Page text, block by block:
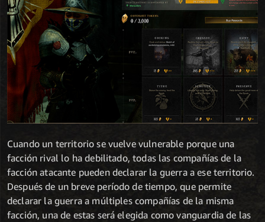
Cuando un territorio se vuelve vulnerable porque una
facción rival lo ha debilitado, todas las compañías de la
facción atacante pueden declarar la guerra a ese territorio.
Después de un breve período de tiempo, que permite
declarar la guerra a múltiples compañías de la misma
facción, una de estas será elegida como vanguardia de las